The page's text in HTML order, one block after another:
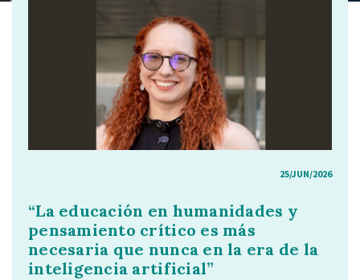
25/JUN/2026
“La educación en humanidades y
pensamiento crítico es más
necesaria que nunca en la era de la
inteligencia artificial”